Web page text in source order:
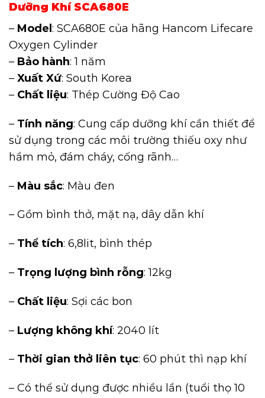
Dưỡng Khí SCA680E
– Model : SCA680E của hãng Hancom Lifecare
Oxygen Cylinder
– Bảo hành: 1 năm
– Xuất Xứ: South Korea
– Chất liệu: Thép Cường Độ Cao
– Tính năng: Cung cấp dưỡng khí cần thiết để
sử dụng trong các môi trường thiếu oxy như
hầm mỏ, đám cháy, cống rãnh…
– Màu sắc: Màu đen
– Gồm bình thở, mặt nạ, dây dẫn khí
– Thể tích: 6,8lit, bình thép
– Trọng lượng bình rỗng: 12kg
– Chất liệu: Sợi các bon
– Lượng không khí: 2040 lít
– Thời gian thở liên tục: 60 phút thì nạp khí
– Có thể sử dụng được nhiều lần (tuổi thọ 10